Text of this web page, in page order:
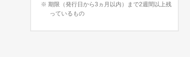
※ 期限（発行日から3ヵ月以内）まで2週間以上残
っているもの